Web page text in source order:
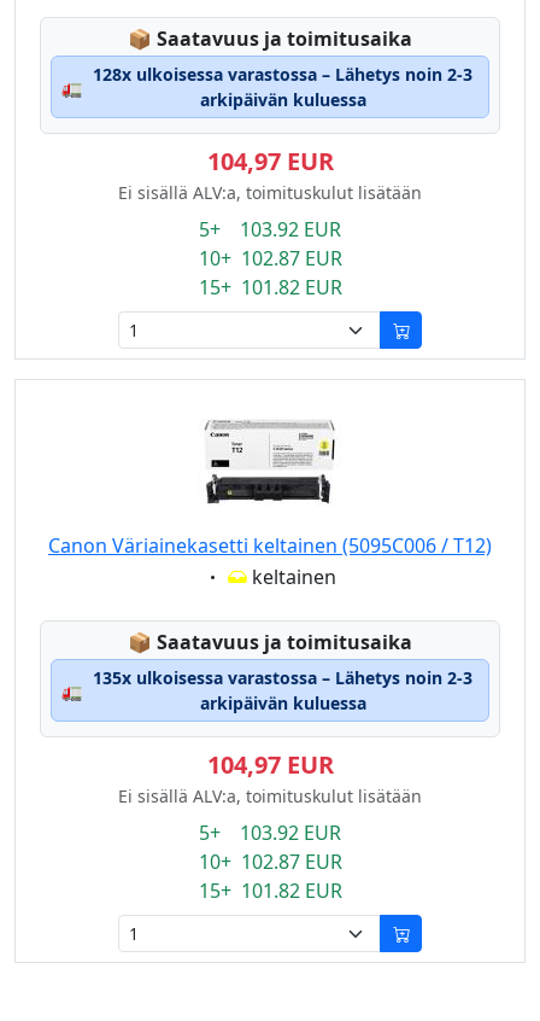
📦 Lagerstatus:
Saatavuus ja toimitusaika
🚛
128x ulkoisessa varastossa – Lähetys noin 2-3
arkipäivän kuluessa
104,97 EUR
Ei sisällä ALV:a, toimituskulut lisätään
5+ 103.92 EUR
10+ 102.87 EUR
15+ 101.82 EUR
Canon Väriainekasetti keltainen (5095C006 / T12)
Eigenschaft:
keltainen
📦 Lagerstatus:
Saatavuus ja toimitusaika
🚛
135x ulkoisessa varastossa – Lähetys noin 2-3
arkipäivän kuluessa
104,97 EUR
Ei sisällä ALV:a, toimituskulut lisätään
5+ 103.92 EUR
10+ 102.87 EUR
15+ 101.82 EUR